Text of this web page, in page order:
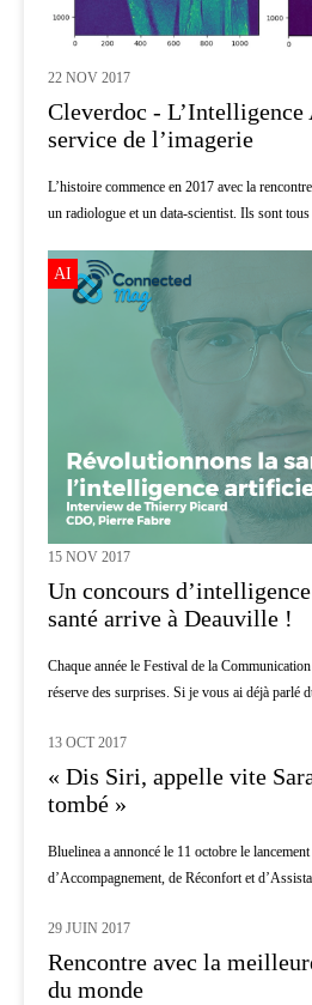
22 NOV 2017
Cleverdoc -
service de l’imagerie
L’histoire commence en 2017 avec la
un radiologue et un data-scientist. Ils sont
AI
15 NOV 2017
Un concours
santé arrive à Deauville !
Chaque année le Festival de la
réserve des surprises. Si je vous ai déjà parlé
AI
13 OCT 2017
« Dis Siri, appelle vite
tombé »
Bluelinea a annoncé le 11 octobre le
d’Accompagnement, de Réconfort et
AI
29 JUIN 2017
Rencontre avec la
du monde